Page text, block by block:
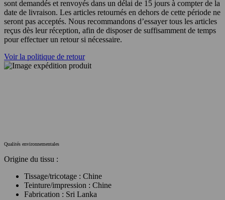
sont demandés et renvoyés dans un délai de 15 jours à compter de la
date de livraison. Les articles retournés en dehors de cette période ne
seront pas acceptés. Nous recommandons d’essayer tous les articles
reçus dès leur réception, afin de disposer de suffisamment de temps
pour effectuer un retour si nécessaire.
Voir la politique de retour
Qualités environnementales
Origine du tissu :
Tissage/tricotage : Chine
Teinture/impression : Chine
Fabrication : Sri Lanka